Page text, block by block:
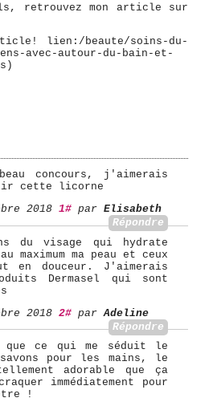
retrouvez mon article sur
lien:/beaute/soins-du-
avec-autour-du-bain-et-
concours, j'aimerais
cette licorne
2018 1# par Elisabeth
Répondre
du visage qui hydrate
maximum ma peau et ceux
en douceur. J'aimerais
Dermasel qui sont
2018 2# parAdeline
Répondre
que ce qui me séduit le
pour les mains, le
adorable que ça
immédiatement pour
!